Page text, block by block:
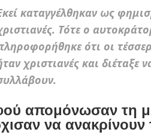
καταγγέλθηκαν ως
Τότε ο
ότι οι
χριστιανές και διέταξε
απομόνωσαν τη
να ανακρίνουν